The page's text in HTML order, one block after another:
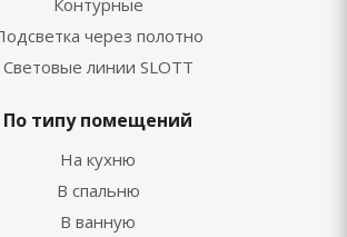
Контурные
через полотно
Световые линии SLOTT
По типу помещений
На кухню
В спальню
В ванную